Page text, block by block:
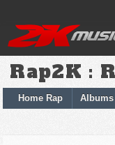
Rap2K :
Home Rap Albums